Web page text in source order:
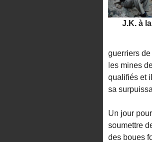
J.K. à
guerriers
les mines
qualifiés et
sa
Un jour
soumettre
des boues